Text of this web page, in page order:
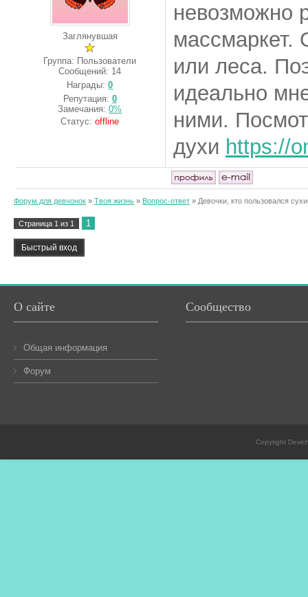
Заглянувшая
Группа: Пользователи
Сообщений: 14
Награды:0
Репутация: 0
Замечания:0%
Статус:offline
невозможно
массмаркет.
или леса.
идеально
ними.
духи https://
Форум для девчонок » Твоя жизнь » Вопрос-ответ » Девочки, кто пользовался
Страница 1 из 1 1
О сайте
Общая информация
Форум
Сообщество
Copyright